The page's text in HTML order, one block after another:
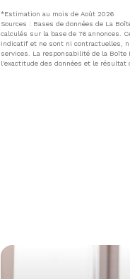
*Estimation au mois de Août 2026
Sources : Bases de données de La
calculés sur la base de 76 annonces.
indicatif et ne sont ni contractuelles,
services. La responsabilité de la Boîte
l'exactitude des données et le résultat